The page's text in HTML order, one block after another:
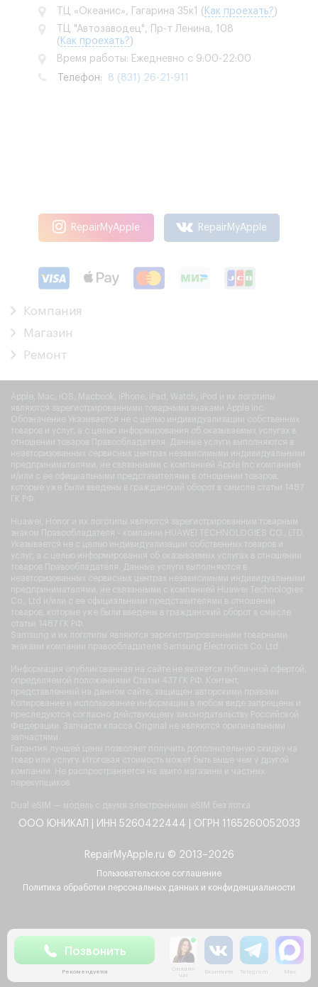
ТЦ «Океанис», Гагарина 35к1
( Как проехать? )
ТЦ "Автозаводец", Пр-т Ленина, 108
( Как проехать? )
Время работы: Ежедневно с 9:00-22:00
Телефон: 8 (831) 26-21-911
RepairMyApple RepairMyApple
Компания
Магазин
Ремонт
Apple, Mac, iOS, Macbook, iPhone, iPad, Watch, iPod и их логотипы
являются зарегистрированными товарными знаками Apple Inc.
Обозначение Указывается не с целью индивидуализации собственных
товаров и услуг, а с целью информирования об оказываемых услугах в
отношении товаров Правообладателя. Данные услуги выполняются в
неавторизованных сервисных центрах независимыми индивидуальными
предпринимателями, не связанными с компанией Apple Inc компанией
и/или с ее официальными представителями в отношении товаров,
которые уже были введены в гражданский оборот в смысле статьи 1487
ГК РФ.
Huawei, Honor и их логотипы являются зарегистрированным товарным
знаком Правообладателя - компании HUAWEI TECHNOLOGIES CO., LTD.
Указывается не с целью индивидуализации собственных товаров и
услуг, а с целью информирования об оказываемых услугах в отношении
товаров Правообладателя. Данные услуги выполняются в
неавторизованных сервисных центрах независимыми индивидуальными
предпринимателями, не связанными с компанией Huawei Technologies
Co., Ltd и/или с ее официальными представителями в отношении
товаров, которые уже были введены в гражданский оборот в смысле
статьи 1487 ГК РФ.
Samsung и их логотипы являются зарегистрированными товарными
знаками компании правообладателя Samsung Electronics Co. Ltd.
Информация опубликованная на сайте не является публичной офертой,
определяемой положениями Статьи 437 ГК РФ. Контент,
представленный на данном сайте, защищен авторскими правами.
Копирование и использование информации в любом виде запрещены и
преследуются согласно действующему законодательству Российской
Федерации. Запчасти класса Original не являются оригинальными
запчастями.
Гарантия лучшей цены позволяет получить дополнительную скидку на
товар или услугу. Итоговая стоимость может быть выше чем у другой
компании. Не распространяется на авито магазины и частных
перекупщиков.
Dual eSIM — модель с двумя электронными eSIM без лотка.
ООО ЮНИКАЛ | ИНН 5260422444 | ОГРН 1165260052033
RepairMyApple.ru © 2013–2026
Пользовательское соглашение
Политика обработки персональных данных и конфиденциальности
Позвонить
Рекомендуется